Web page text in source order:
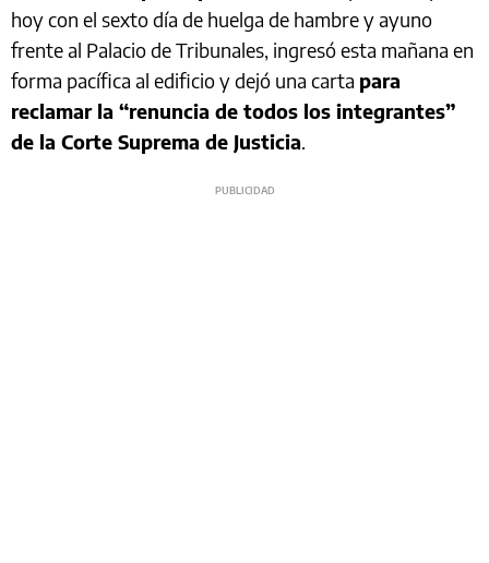
hoy con el sexto día de huelga de hambre y ayuno
frente al Palacio de Tribunales, ingresó esta mañana en
forma pacífica al edificio y dejó una carta para
reclamar la “renuncia de todos los integrantes”
de la Corte Suprema de Justicia.